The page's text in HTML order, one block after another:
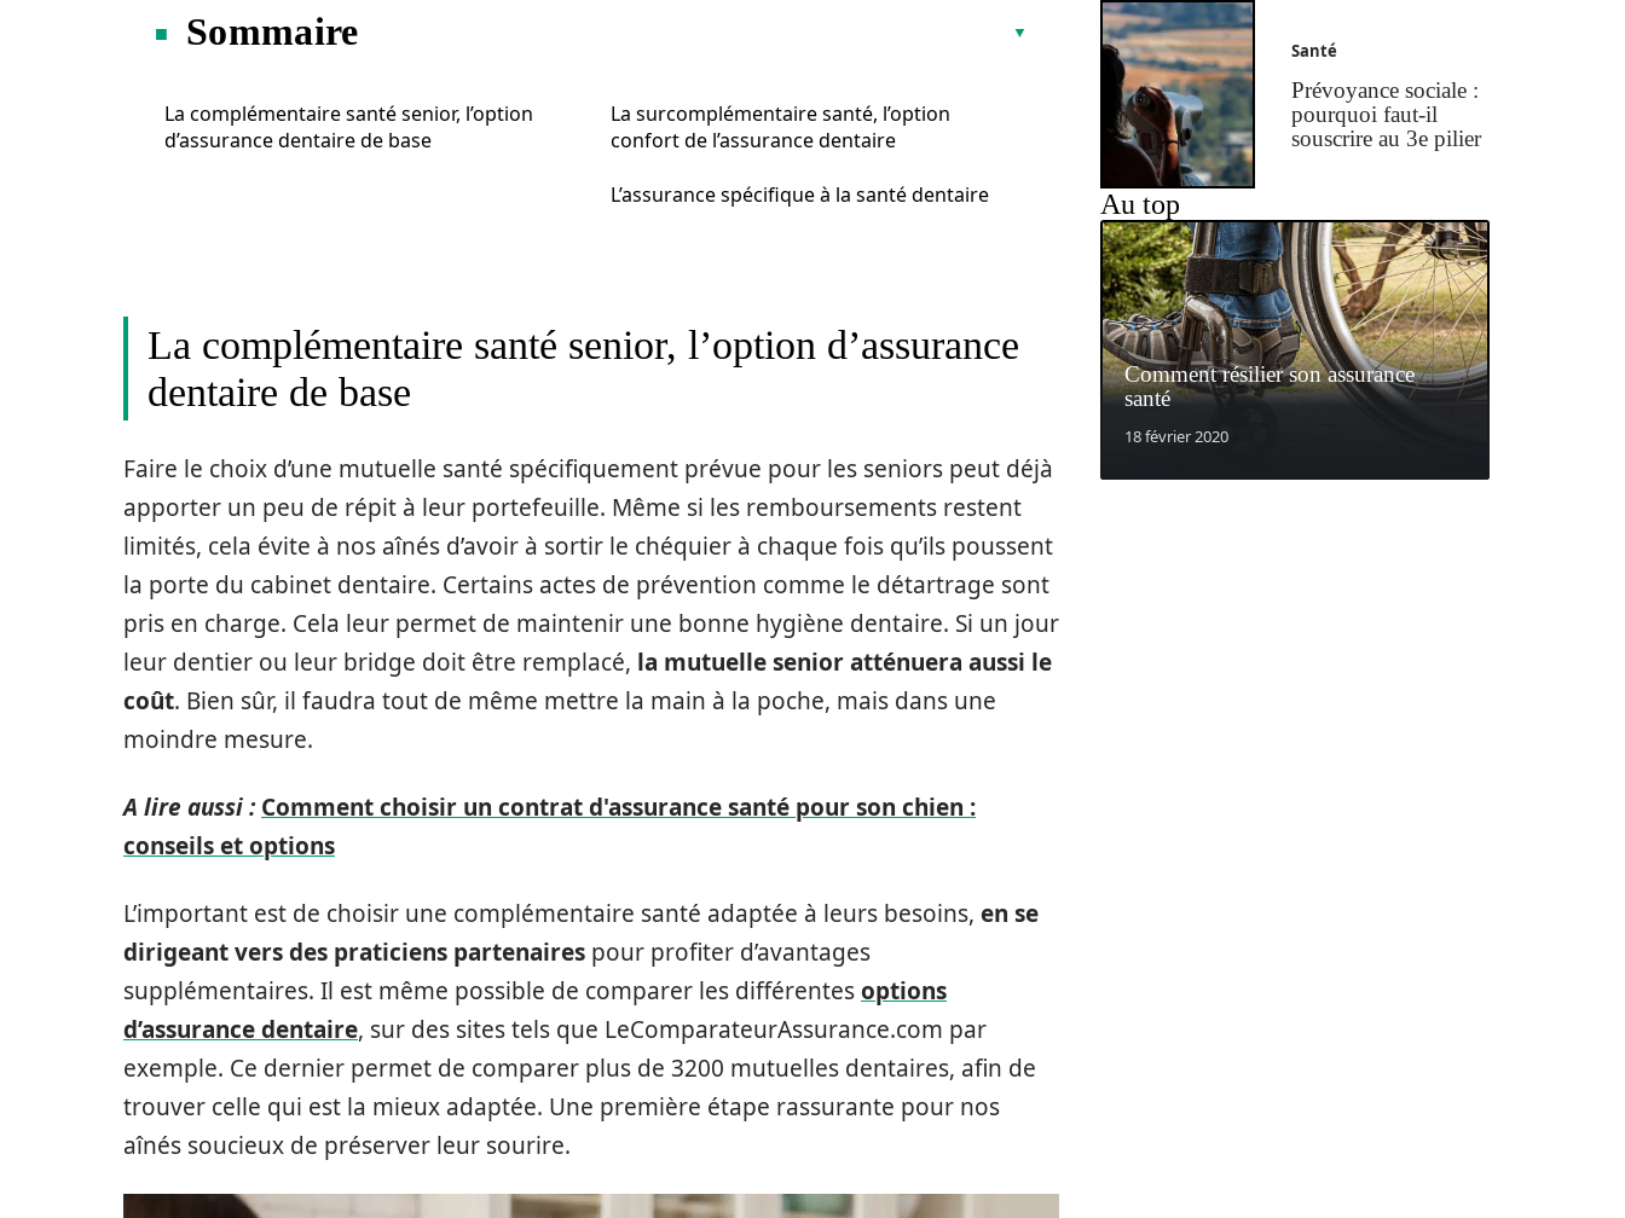
Sommaire
La complémentaire santé senior, l’option
d’assurance dentaire de base
La surcomplémentaire santé, l’option
confort de l’assurance dentaire
L’assurance spécifique à la santé dentaire
La complémentaire santé senior, l’option d’assurance
dentaire de base
Faire le choix d’une mutuelle santé spécifiquement prévue pour les seniors peut déjà
apporter un peu de répit à leur portefeuille. Même si les remboursements restent
limités, cela évite à nos aînés d’avoir à sortir le chéquier à chaque fois qu’ils poussent
la porte du cabinet dentaire. Certains actes de prévention comme le détartrage sont
pris en charge. Cela leur permet de maintenir une bonne hygiène dentaire. Si un jour
leur dentier ou leur bridge doit être remplacé, la mutuelle senior atténuera aussi le
coût. Bien sûr, il faudra tout de même mettre la main à la poche, mais dans une
moindre mesure.
A lire aussi : Comment choisir un contrat d'assurance santé pour son chien :
conseils et options
L’important est de choisir une complémentaire santé adaptée à leurs besoins, en se
dirigeant vers des praticiens partenaires pour profiter d’avantages
supplémentaires. Il est même possible de comparer les différentesoptions
d’assurance dentaire, sur des sites tels que LeComparateurAssurance.com par
exemple. Ce dernier permet de comparer plus de 3200 mutuelles dentaires, afin de
trouver celle qui est la mieux adaptée. Une première étape rassurante pour nos
aînés soucieux de préserver leur sourire.
Santé
Prévoyance sociale :
pourquoi faut-il
souscrire au 3e pilier
Au top
Comment résilier son assurance
santé
18 février 2020